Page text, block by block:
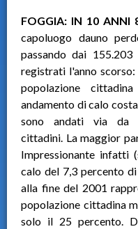
FOGGIA: IN 10 ANNI
capoluogo dauno
passando dai
registrati l'anno
popolazione
andamento di calo
sono andati via da
cittadini. La maggior
Impressionante infatti
calo del 7,3 percento
alla fine del 2001
popolazione cittadina
solo il 25 percento.